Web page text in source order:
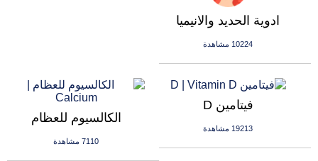
ادوية الحديد والانيميا
10224 مشاهدة
الكالسيوم للعظام
7110 مشاهدة
فيتامين D
19213 مشاهدة